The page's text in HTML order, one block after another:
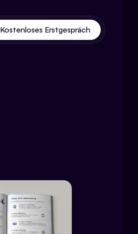
Kostenloses Erstgespräch